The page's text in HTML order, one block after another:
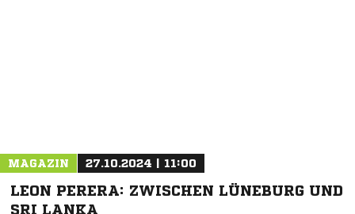
MAGAZIN 27.10.2024 | 11:00
LEON PERERA: ZWISCHEN LÜNEBURG UND
SRI LANKA